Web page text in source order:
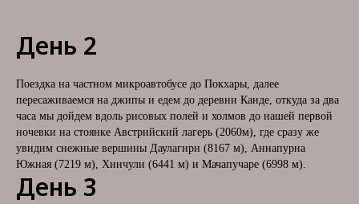
День 2
Поездка на частном микроавтобусе до Покхары, далее
пересаживаемся на джипы и едем до деревни Канде, откуда за два
часа мы дойдем вдоль рисовых полей и холмов до нашей первой
ночевки на стоянке Австрийский лагерь (2060м), где сразу же
увидим снежные вершины Даулагири (8167 м), Аннапурна
Южная (7219 м), Хинчули (6441 м) и Мачапучаре (6998 м).
День 3